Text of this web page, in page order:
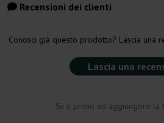
Recensioni dei clienti
Conosci già questo prodotto? Lascia una
Lascia una
Sii il primo ad aggiungere la